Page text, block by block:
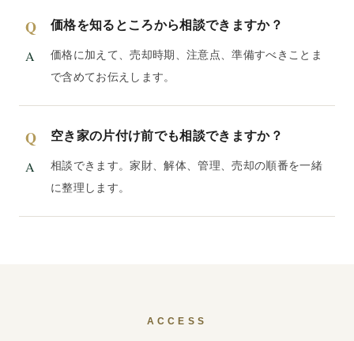
価格を知るところから相談できますか？
価格に加えて、売却時期、注意点、準備すべきことま
で含めてお伝えします。
空き家の片付け前でも相談できますか？
相談できます。家財、解体、管理、売却の順番を一緒
に整理します。
ACCESS